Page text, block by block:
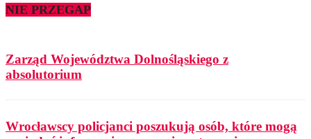
NIE PRZEGAP
Zarząd Województwa Dolnośląskiego z
absolutorium
Wrocławscy policjanci poszukują osób, które mogą